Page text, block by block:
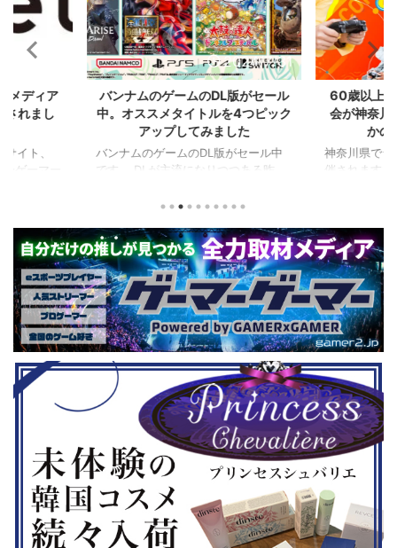
2024/7/31
がセール
4つピック
セール中
ある昨
ルを独自に
。（類似し
ゲーム、長
ム） 注目
セット』
ホラーゲー
『鉄拳8
2024/7/31
60歳以上が対象のeスポーツの大
会が神奈川で開催。ゲストはまさ
かの蝶野正洋！！！
神奈川県でシニアeスポーツ大会が開
催されます。 東日本予選（福島
選（神奈川県）の優勝者3名が決勝大
仕様。ご当地キャラクターによる対戦
も見られるとのことなので、家族で楽
しめるイベントになっているようで
す。 ちなみに、ゲストのプロレスラ
ーである蝶野正洋さんは今年60歳に
なるそうです。トークセッションに登
場しますよ。 この記事のポイント ・
大会参加者は60歳以上 ・3地区で予
選あり。予選は8月24日、25日と9月
22日。本戦は9月22日（事前エ ...
セガのサ
『ユニコ
『ペルソ
セガの最新
ファンから
や編成や育
クなどが話
売されたば
要チェック
ル」に『ユ
登場！『龍
リロード』
は、
ンドーeショ
...